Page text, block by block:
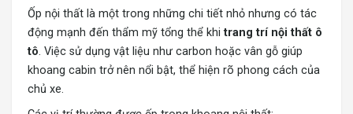
Ốp nội thất là một trong những chi tiết nhỏ nhưng có tác
động mạnh đến thẩm mỹ tổng thể khitrang trí nội thất ô
tô. Việc sử dụng vật liệu như carbon hoặc vân gỗ giúp
khoang cabin trở nên nổi bật, thể hiện rõ phong cách của
chủ xe.